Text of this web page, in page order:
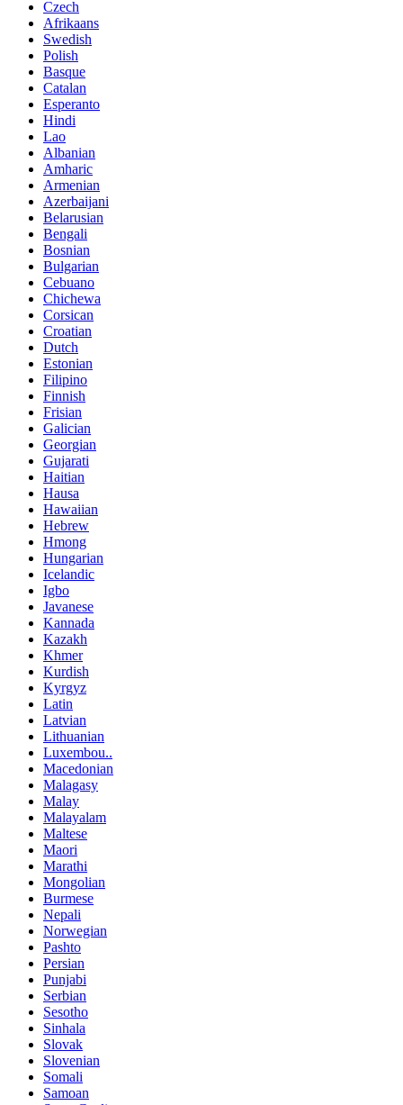
Czech
Afrikaans
Swedish
Polish
Basque
Catalan
Esperanto
Hindi
Lao
Albanian
Amharic
Armenian
Azerbaijani
Belarusian
Bengali
Bosnian
Bulgarian
Cebuano
Chichewa
Corsican
Croatian
Dutch
Estonian
Filipino
Finnish
Frisian
Galician
Georgian
Gujarati
Haitian
Hausa
Hawaiian
Hebrew
Hmong
Hungarian
Icelandic
Igbo
Javanese
Kannada
Kazakh
Khmer
Kurdish
Kyrgyz
Latin
Latvian
Lithuanian
Luxembou..
Macedonian
Malagasy
Malay
Malayalam
Maltese
Maori
Marathi
Mongolian
Burmese
Nepali
Norwegian
Pashto
Persian
Punjabi
Serbian
Sesotho
Sinhala
Slovak
Slovenian
Somali
Samoan